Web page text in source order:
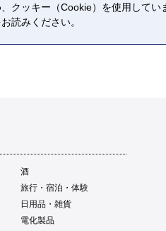
酒
旅行・宿泊・体験
日用品・雑貨
電化製品
クッキー（Cookie）を使用して
読みください。